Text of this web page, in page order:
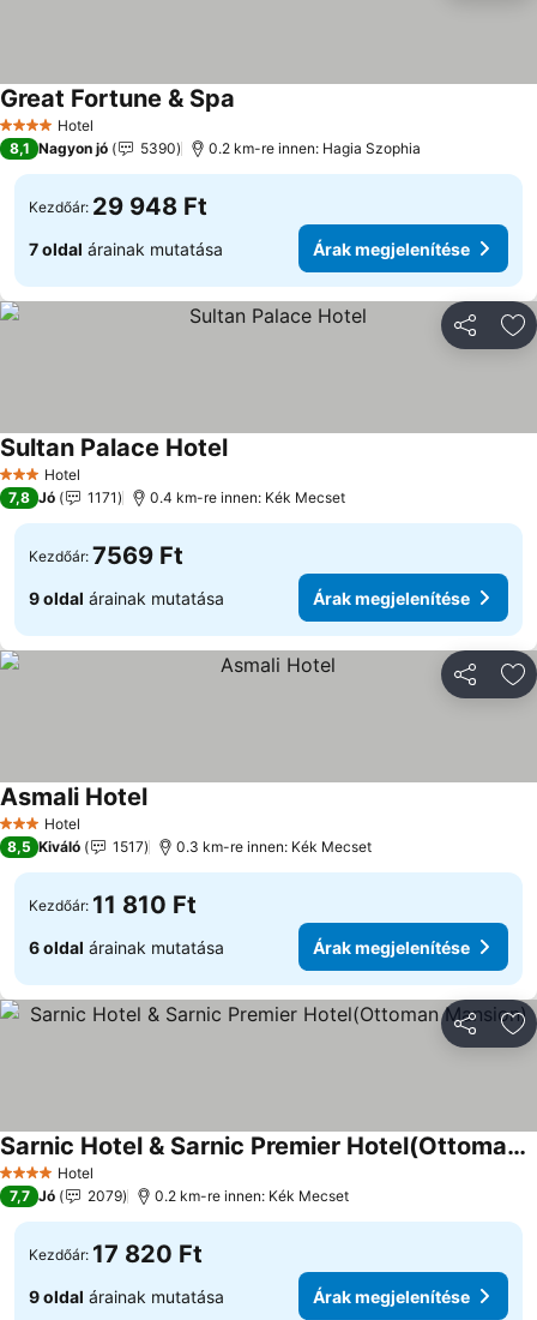
4 KategóriaHotel
Great Fortune & Spa
8,1 Nagyon jó 5390 0.2 km-re innen: Hagia Szophia
Kezdőár: 29 948 Ft
7 oldal árainak mutatása Árak megjelenítése
3 Kategória
Hotel
Sultan Palace Hotel
7,8 Jó 1171 0.4 km-re innen: Kék Mecset
Kezdőár: 7569 Ft
9 oldal árainak mutatása Árak megjelenítése
3 Kategória
Hotel
Asmali Hotel
8,5 Kiváló 1517 0.3 km-re innen: Kék Mecset
Kezdőár: 11 810 Ft
6 oldal árainak mutatása Árak megjelenítése
4 KategóriaHotel
Sarnic Hotel & Sarnic Premier Hotel(Ottoman Mansion)
7,7 Jó 2079 0.2 km-re innen: Kék Mecset
Kezdőár: 17 820 Ft
9 oldal árainak mutatása Árak megjelenítése